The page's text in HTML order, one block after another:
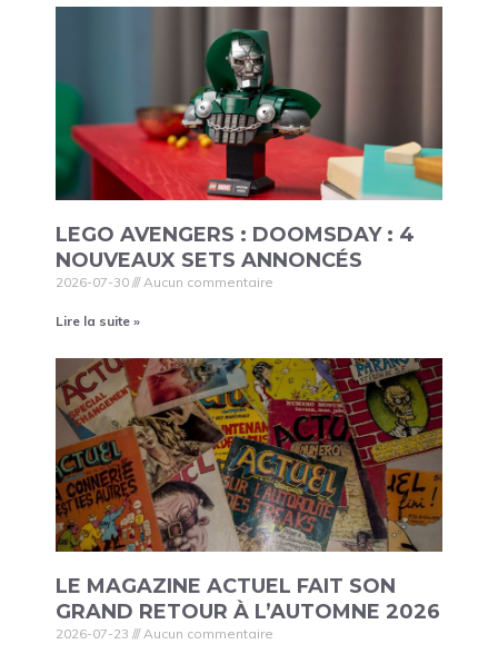
LEGO AVENGERS : DOOMSDAY : 4
NOUVEAUX SETS ANNONCÉS
2026-07-30 Aucun commentaire
Lire la suite »
LE MAGAZINE ACTUEL FAIT SON
GRAND RETOUR À L’AUTOMNE 2026
2026-07-23 Aucun commentaire